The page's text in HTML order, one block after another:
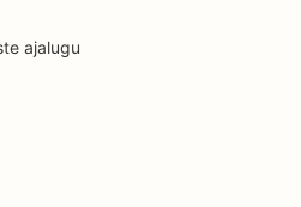
jaoks
jaoks
ajalugu